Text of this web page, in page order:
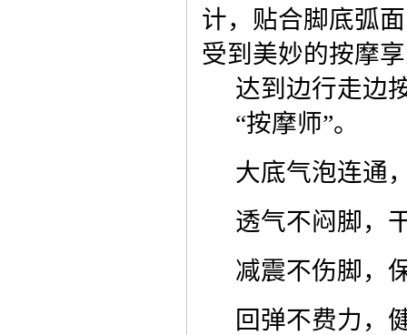
计，贴合脚底弧
受到美妙的按摩
达到边行走边
“按摩师”。
大底气泡连通
透气不闷脚，
减震不伤脚，
回弹不费力，